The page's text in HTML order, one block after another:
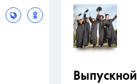
Выпускной